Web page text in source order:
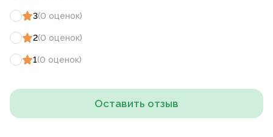
3(0 оценок)
2(0 оценок)
1(0 оценок)
Оставить отзыв